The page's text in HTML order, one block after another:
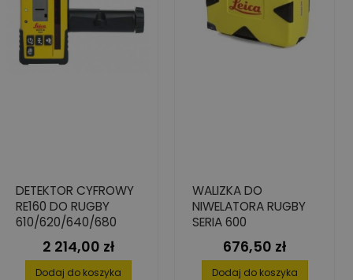
DETEKTOR CYFROWY
RE160 DO RUGBY
610/620/640/680
Cena
2 214,00 zł
Dodaj do koszyka
WALIZKA DO
NIWELATORA RUGBY
SERIA 600
Cena
676,50 zł
Dodaj do koszyka